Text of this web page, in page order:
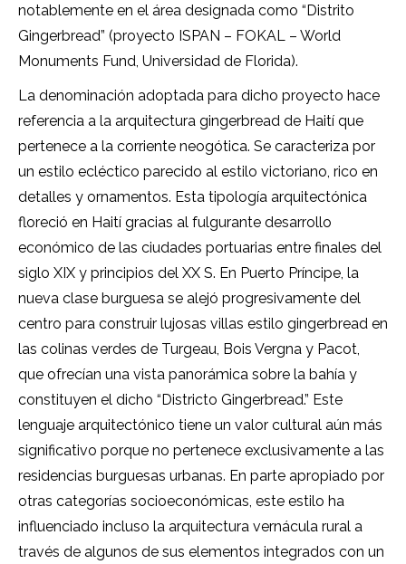
notablemente en el área designada como “Distrito
Gingerbread” (proyecto ISPAN – FOKAL – World
Monuments Fund, Universidad de Florida).
La denominación adoptada para dicho proyecto hace
referencia a la arquitectura gingerbread de Haití que
pertenece a la corriente neogótica. Se caracteriza por
un estilo ecléctico parecido al estilo victoriano, rico en
detalles y ornamentos. Esta tipología arquitectónica
floreció en Haití gracias al fulgurante desarrollo
económico de las ciudades portuarias entre finales del
siglo XIX y principios del XX S. En Puerto Príncipe, la
nueva clase burguesa se alejó progresivamente del
centro para construir lujosas villas estilo gingerbread en
las colinas verdes de Turgeau, Bois Vergna y Pacot,
que ofrecían una vista panorámica sobre la bahía y
constituyen el dicho “Districto Gingerbread.” Este
lenguaje arquitectónico tiene un valor cultural aún más
significativo porque no pertenece exclusivamente a las
residencias burguesas urbanas. En parte apropiado por
otras categorías socioeconómicas, este estilo ha
influenciado incluso la arquitectura vernácula rural a
través de algunos de sus elementos integrados con un